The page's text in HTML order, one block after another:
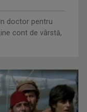
unde începe
doctor pentru
cont de vârstă,